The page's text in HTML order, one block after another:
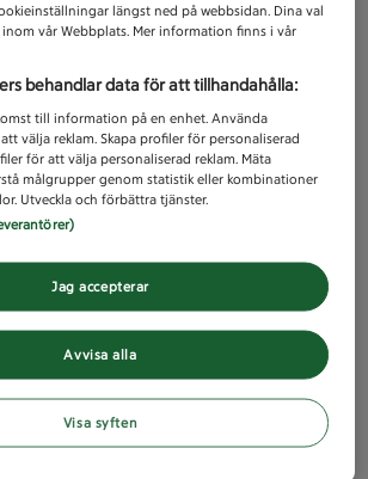
längst ned på webbsidan. Dina val
vår Webbplats. Mer information finns i vår
behandlar data för att tillhandahålla:
till information på en enhet. Använda
välja reklam. Skapa profiler för personaliserad
för att välja personaliserad reklam. Mäta
målgrupper genom statistik eller kombinationer
Utveckla och förbättra tjänster.
Avvisa alla
Jag accepterar
Visa syften